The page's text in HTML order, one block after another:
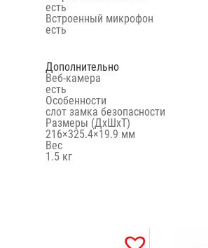
есть
Встроенный микрофон
есть
Дополнительно
Веб-камера
есть
Особенности
слот замка безопасности
Размеры (ДхШхТ)
216×325.4×19.9 мм
Вес
1.5 кг